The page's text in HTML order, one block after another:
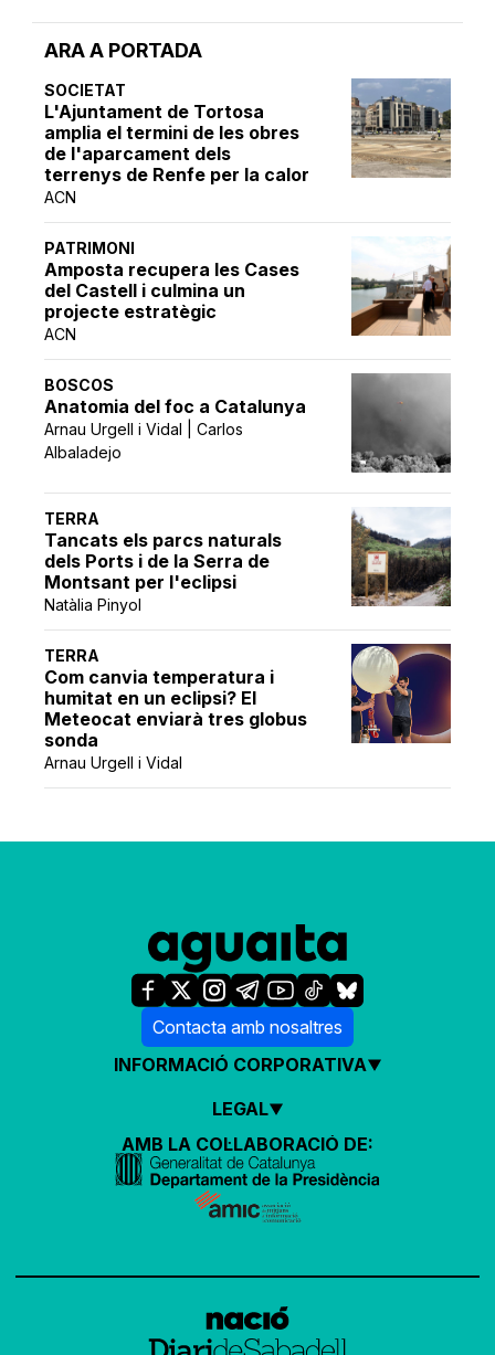
ARA A PORTADA
SOCIETAT
L'Ajuntament de Tortosa
amplia el termini de les obres
de l'aparcament dels
terrenys de Renfe per la calor
ACN
PATRIMONI
Amposta recupera les Cases
del Castell i culmina un
projecte estratègic
ACN
BOSCOS
Anatomia del foc a Catalunya
Arnau Urgell i Vidal | Carlos
Albaladejo
TERRA
Tancats els parcs naturals
dels Ports i de la Serra de
Montsant per l'eclipsi
Natàlia Pinyol
TERRA
Com canvia temperatura i
humitat en un eclipsi? El
Meteocat enviarà tres globus
sonda
Arnau Urgell i Vidal
Contacta amb nosaltres
INFORMACIÓ CORPORATIVA
LEGAL
AMB LA COL·LABORACIÓ DE: